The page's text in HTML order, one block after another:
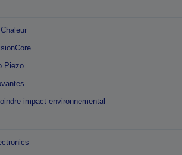
Piezo
impact environnemental